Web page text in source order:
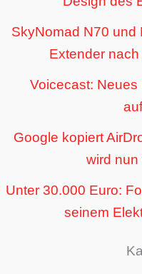
SkyNomad N70 und
Extender
Voicecast: Neues
Google kopiert
wird nun
Unter 30.000 Euro:
seinem